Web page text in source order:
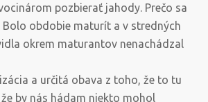
pozbierať jahody. Prečo sa
Bolo obdobie maturít a v stredných
okrem maturantov nenachádzal
a určitá obava z toho, že to tu
by nás hádam niekto mohol